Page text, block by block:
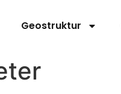
Geostruktur